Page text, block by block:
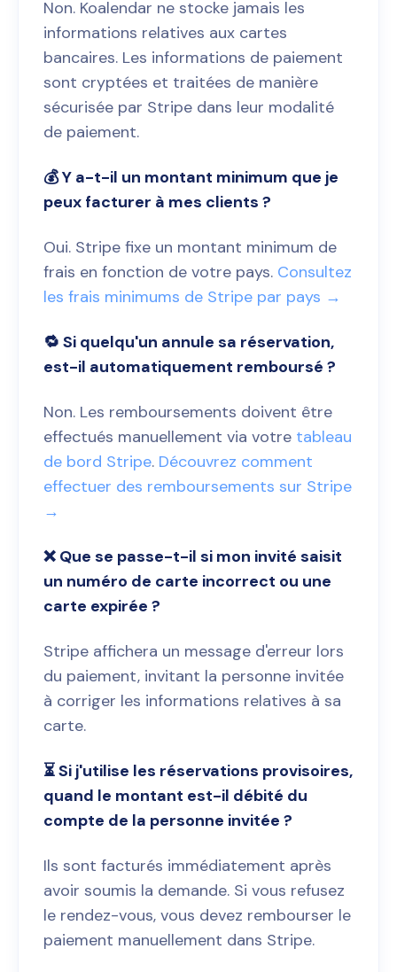
Non. Koalendar ne stocke jamais les
informations relatives aux cartes
bancaires. Les informations de paiement
sont cryptées et traitées de manière
sécurisée par Stripe dans leur modalité
de paiement.
💰 Y a-t-il un montant minimum que je
peux facturer à mes clients ?
Oui. Stripe fixe un montant minimum de
frais en fonction de votre pays. Consultez
les frais minimums de Stripe par pays →
🔁 Si quelqu'un annule sa réservation,
est-il automatiquement remboursé ?
Non. Les remboursements doivent être
effectués manuellement via votre tableau
de bord Stripe. Découvrez comment
effectuer des remboursements sur Stripe
→
❌ Que se passe-t-il si mon invité saisit
un numéro de carte incorrect ou une
carte expirée ?
Stripe affichera un message d'erreur lors
du paiement, invitant la personne invitée
à corriger les informations relatives à sa
carte.
⏳ Si j'utilise les réservations provisoires,
quand le montant est-il débité du
compte de la personne invitée ?
Ils sont facturés immédiatement après
avoir soumis la demande. Si vous refusez
le rendez-vous, vous devez rembourser le
paiement manuellement dans Stripe.